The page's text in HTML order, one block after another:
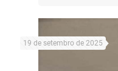
19 de setembro de 2025